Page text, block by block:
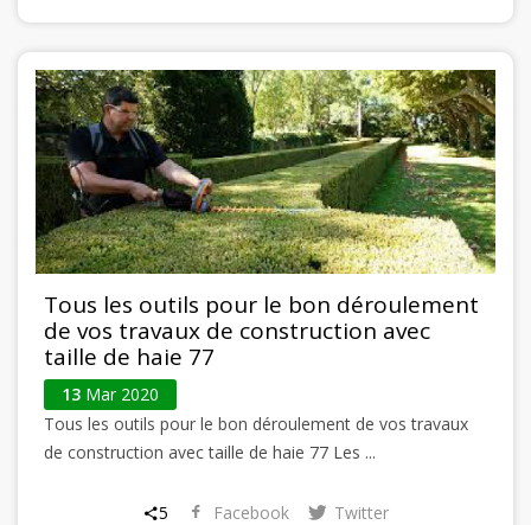
Tous les outils pour le bon déroulement
de vos travaux de construction avec
taille de haie 77
13 Mar 2020
Tous les outils pour le bon déroulement de vos travaux
de construction avec taille de haie 77 Les ...
5 Facebook
Twitter